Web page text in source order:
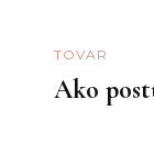
TOVAR
Ako